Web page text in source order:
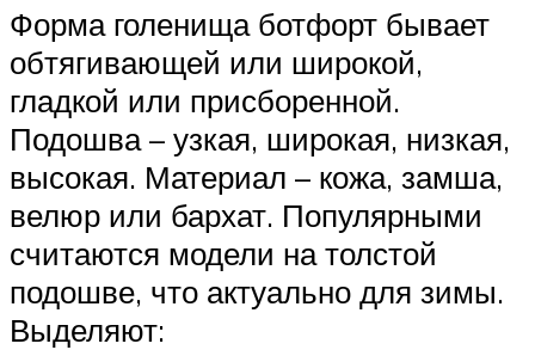
Форма голенища ботфорт бывает
обтягивающей или широкой,
гладкой или присборенной.
Подошва – узкая, широкая, низкая,
высокая. Материал – кожа, замша,
велюр или бархат. Популярными
считаются модели на толстой
подошве, что актуально для зимы.
Выделяют: